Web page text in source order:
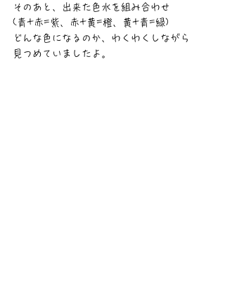
そのあと、出来た色水を組み合わせ
(青+赤=紫、赤+黄=橙、黄+青=緑)
どんな色になるのか、わくわくしながら
見つめていましたよ。